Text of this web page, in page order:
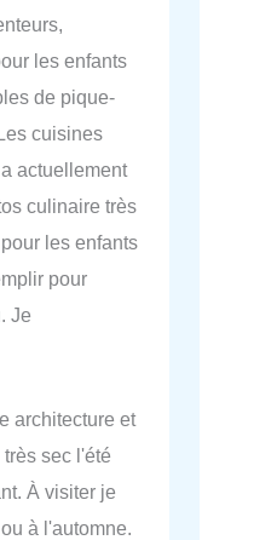
les enfants
de pique-
cuisines
actuellement
culinaire très
les enfants
pour
Je
architecture et
sec l'été
À visiter je
à l'automne.